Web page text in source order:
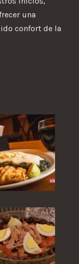
una
confort de la